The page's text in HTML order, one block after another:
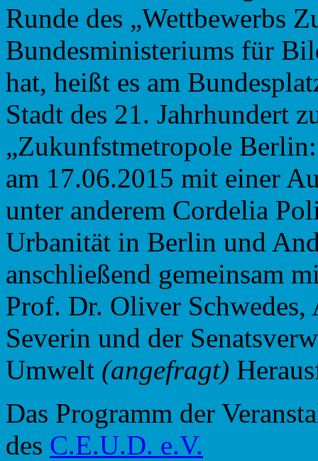
Runde des „Wettbewerbs
Bundesministeriums für
hat, heißt es am
Stadt des 21. Jahrhundert
„Zukunfstmetropole
am 17.06.2015 mit einer
unter anderem Cordelia
Urba­ni­tät in Ber­lin und
anschließend gemeinsam
Prof. Dr. Oli­ver
Seve­rin und der
Umwelt (ange­fragt)
Das Programm der
des C.E.U.D. e.V.